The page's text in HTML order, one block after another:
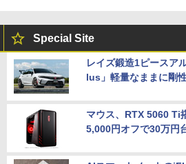
Special Site
レイズ鍛造1ピースア
lus」軽量なままに剛
マウス、RTX 5060 Ti
5,000円オフで30万円